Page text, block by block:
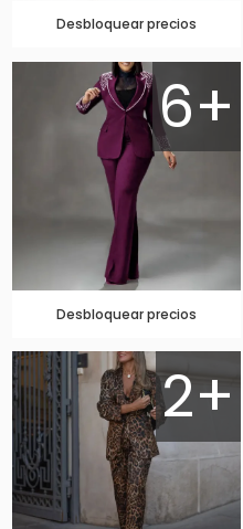
Desbloquear precios
6+
Desbloquear precios
2+